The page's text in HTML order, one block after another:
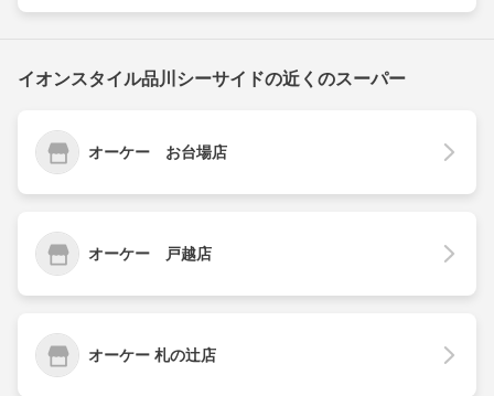
イオンスタイル品川シーサイドの近くのスーパー
オーケー お台場店
オーケー 戸越店
オーケー 札の辻店